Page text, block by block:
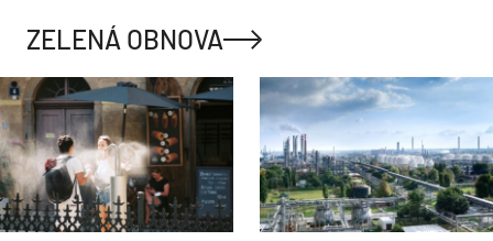
ZELENÁ OBNOVA